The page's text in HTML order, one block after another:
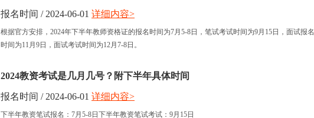
报名时间 / 2024-06-01
根据官方安排，2024年下半年教师资格证的报名时间为7月5-8日，笔试考试时间为9月15日，面试报名
时间为11月9日，面试考试时间为12月7-8日。
详细内容>
2024教资考试是几月几号？附下半年具体时间
报名时间 / 2024-06-01
下半年教资笔试报名：7月5-8日下半年教资笔试考试：9月15日
详细内容>